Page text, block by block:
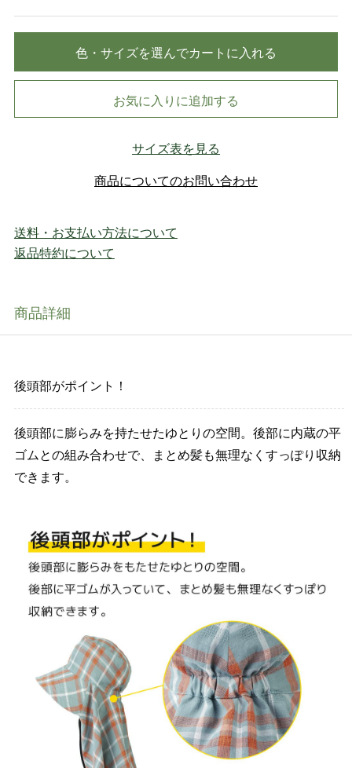
色・サイズを選んでカートに入れる
お気に入りに追加する
サイズ表を見る
商品についてのお問い合わせ
送料・お支払い方法について
返品特約について
商品詳細
後頭部がポイント！
後頭部に膨らみを持たせたゆとりの空間。後部に内蔵の平
ゴムとの組み合わせで、まとめ髪も無理なくすっぽり収納
できます。